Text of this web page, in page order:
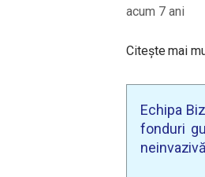
acum 7 ani
Citește mai
Echipa
fonduri